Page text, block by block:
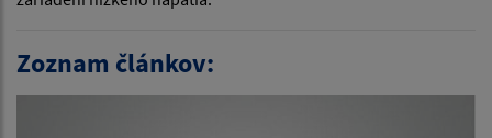
Zoznam článkov: